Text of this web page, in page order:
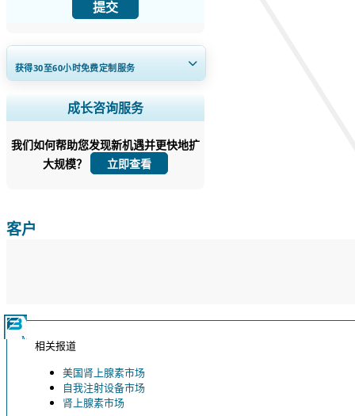
提交
获得30至60小时免费定制服务
扩大区域和国家覆盖范围， 细分市场分
析， 公司简介， 竞争基准分析， 以及最
立即定制
成长咨询服务
我们如何帮助您发现新机遇并更快地扩
大规模？
立即查看
客户
相关报道
美国肾上腺素市场
自我注射设备市场
肾上腺素市场